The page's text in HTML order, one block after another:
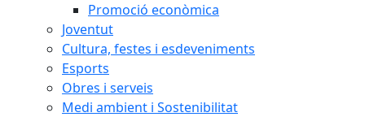
Promoció econòmica
Joventut
Cultura, festes i esdeveniments
Esports
Obres i serveis
Medi ambient i Sostenibilitat